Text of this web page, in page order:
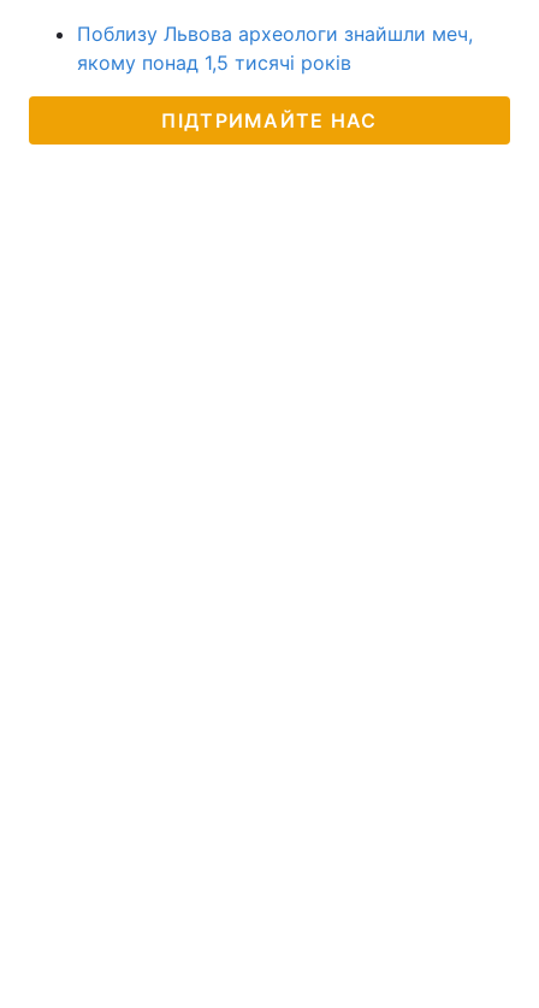
Поблизу Львова археологи знайшли меч,
якому понад 1,5 тисячі років
ПІДТРИМАЙТЕ НАС